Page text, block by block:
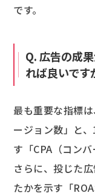
です。
Q. 広告の成
れば良いです
最も重要な指標
ージョン数」と
す「CPA（コンバ
さらに、投じた
たかを示す「